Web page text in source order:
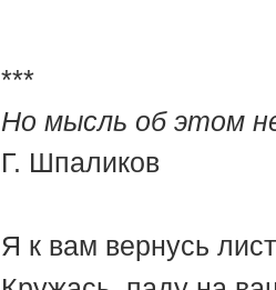
***
Но мысль об этом
Г. Шпаликов
Я к вам вернусь